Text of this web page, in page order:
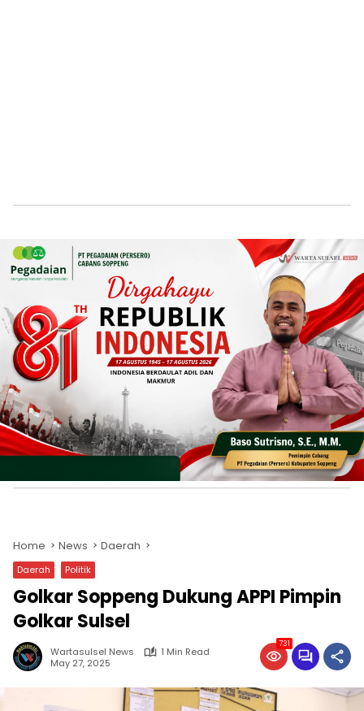
Home News Daerah
Daerah Politik
Golkar Soppeng Dukung APPI Pimpin
Golkar Sulsel
Wartasulsel News
1 Min Read
May 27, 2025
731